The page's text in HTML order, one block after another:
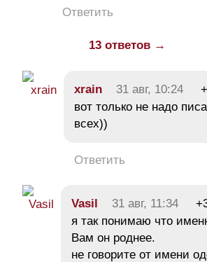
Ответить
13 ответов →
xrain 31 авг, 10:24
вот только не надо
всех))
Ответить
Vasil 31 авг, 11:34
я так понимаю что
Вам он роднее.
не говорите от имени